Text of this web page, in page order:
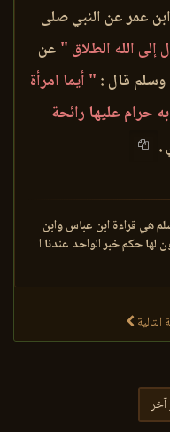
عمر عن النبي صلى
الله الطلاق " عن
وسلم قال : " أيما امرأة
حرام عليها رائحة
.
هي قراءة ابن عباس وابن
لها حكم خبر الواحد عندنا ا
التالية
آخر